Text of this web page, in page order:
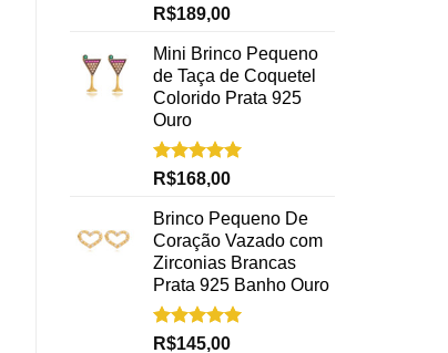
Avaliação
5.00
de 5
R$189,00
Mini Brinco Pequeno
de Taça de Coquetel
Colorido Prata 925
Ouro
Avaliação
5.00
de 5
R$168,00
Brinco Pequeno De
Coração Vazado com
Zirconias Brancas
Prata 925 Banho Ouro
Avaliação
R$145,00